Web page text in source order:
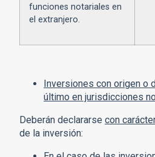
funciones notariales en
el extranjero.
Inversiones con origen o
último en jurisdicciones
Deberán declararse con
de la inversión: